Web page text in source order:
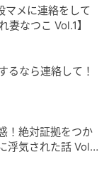
マメに連絡をして
妻なつこ Vol.1】
なら連絡して！
！絶対証拠をつか
浮気された話 Vol.